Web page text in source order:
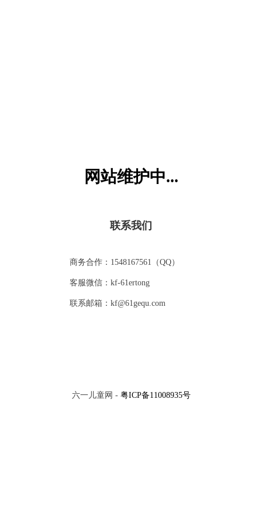
网站维护中...
联系我们
商务合作：1548167561（QQ）
客服微信：kf-61ertong
联系邮箱：kf@61gequ.com
六一儿童网 - 粤ICP备11008935号